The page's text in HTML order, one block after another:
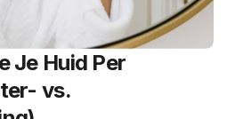
Je Huid Per
vs.